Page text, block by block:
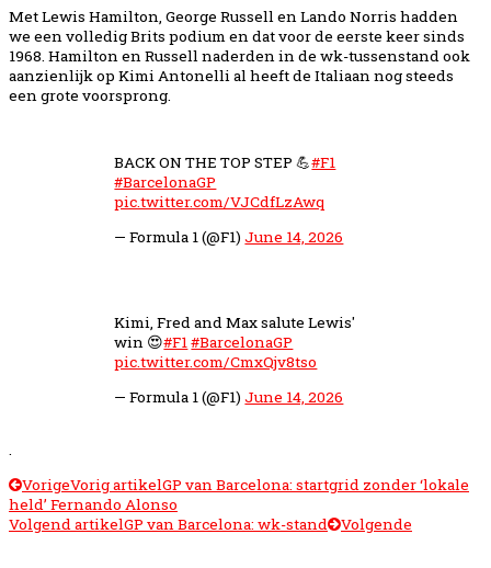
Met Lewis Hamilton, George Russell en Lando Norris hadden
we een volledig Brits podium en dat voor de eerste keer sinds
1968. Hamilton en Russell naderden in de wk-tussenstand ook
aanzienlijk op Kimi Antonelli al heeft de Italiaan nog steeds
een grote voorsprong.
BACK ON THE TOP STEP 💪#F1
#BarcelonaGP
pic.twitter.com/VJCdfLzAwq
— Formula 1 (@F1)June 14, 2026
Kimi, Fred and Max salute Lewis'
win 😍#F1#BarcelonaGP
pic.twitter.com/CmxQjv8tso
— Formula 1 (@F1)June 14, 2026
.
VorigeVorig artikelGP van Barcelona: startgrid zonder ‘lokale
held’ Fernando Alonso
Volgend artikelGP van Barcelona: wk-stand Volgende